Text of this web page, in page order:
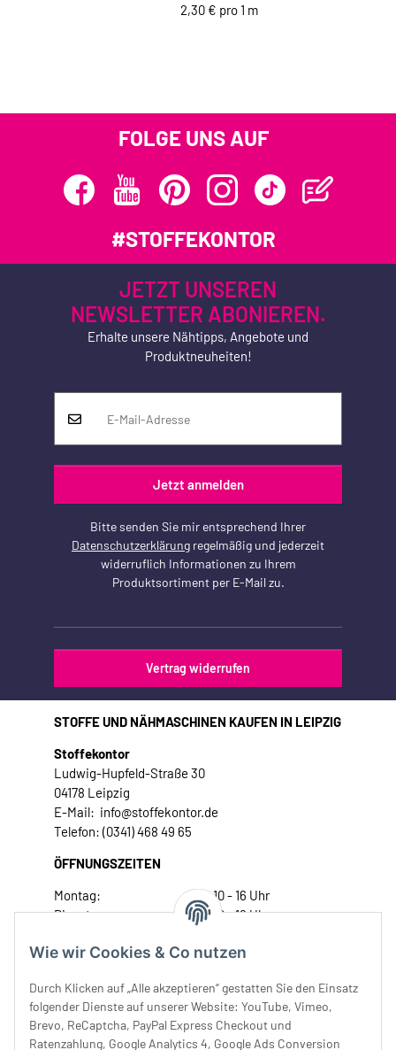
Wie wir Cookies & Co nutzen
Durch Klicken auf „Alle akzeptieren“ gestatten Sie den Einsatz
folgender Dienste auf unserer Website: YouTube, Vimeo,
Brevo, ReCaptcha, PayPal Express Checkout und
Ratenzahlung, Google Analytics 4, Google Ads Conversion
2,30 € pro 1 m
FOLGE UNS AUF
#STOFFEKONTOR
JETZT UNSEREN
NEWSLETTER ABONIEREN.
Erhalte unsere Nähtipps, Angebote und
Produktneuheiten!
Jetzt anmelden
Bitte senden Sie mir entsprechend Ihrer
Datenschutzerklärung regelmäßig und jederzeit
widerruflich Informationen zu Ihrem
Produktsortiment per E-Mail zu.
Vertrag widerrufen
STOFFE UND NÄHMASCHINEN KAUFEN IN LEIPZIG
Stoffekontor
Ludwig-Hupfeld-Straße 30
04178 Leipzig
E-Mail: info@stoffekontor.de
Telefon: (0341) 468 49 65
ÖFFNUNGSZEITEN
Montag:
10 - 16 Uhr
Dienstag:
10 - 16 Uhr
Donnerstag:
10 - 18 Uhr
Samstag:
10 - 14 Uhr
Unser Service